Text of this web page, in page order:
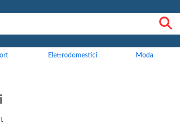
Elettrodomestici Moda
.